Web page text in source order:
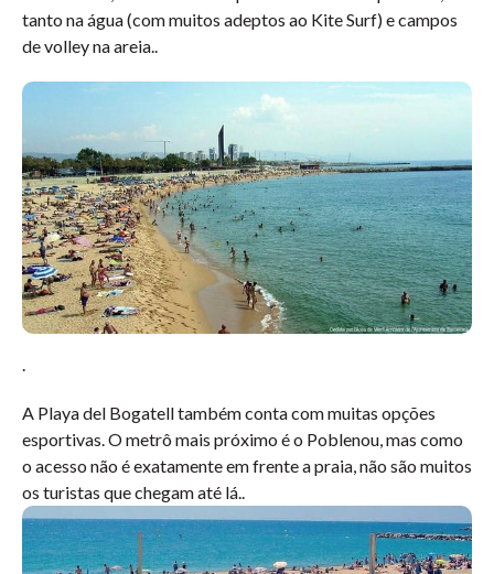
tanto na água (com muitos adeptos ao Kite Surf) e campos
de volley na areia.
A Playa del Bogatell também conta com muitas opções
esportivas. O metrô mais próximo é o Poblenou, mas como
o acesso não é exatamente em frente a praia, não são muitos
os turistas que chegam até lá.